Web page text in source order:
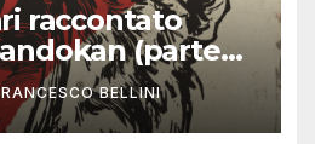
raccontato
(parte
BELLINI